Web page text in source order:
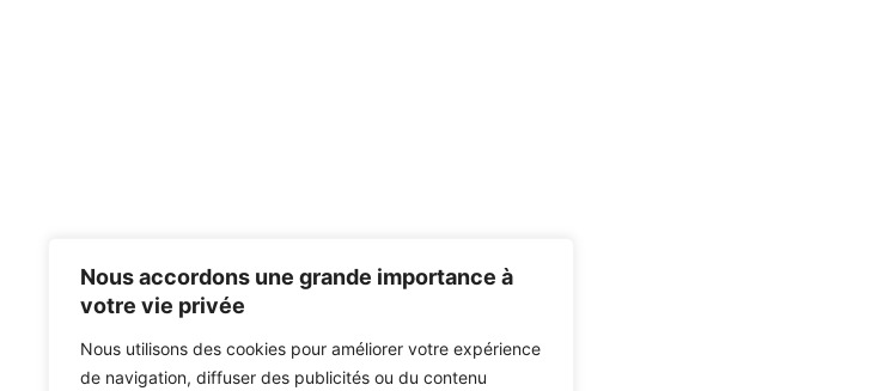
Nous accordons une grande importance à
votre vie privée
Nous utilisons des cookies pour améliorer votre expérience
de navigation, diffuser des publicités ou du contenu